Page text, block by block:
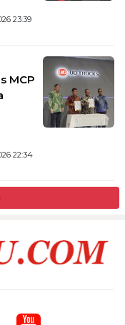
23:39
MCP
22:34